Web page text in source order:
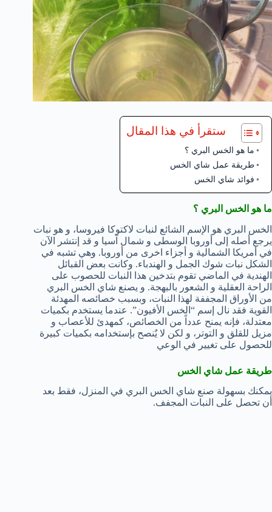
ستقرأ في هذا المقال
ما هو الخس البري ؟
طريقة عمل شاي الخس
فوائد شاي الخس
ما هو الخس البري ؟
الخس البري هو الإسم الشائع لنبات لاكتوكا فيروسا، و هو نبات
يرجع أصله إلى أوروبا الوسطى و شمال آسيا و قد إنتشر الآن
في أمريكا الشمالية و أجزاء اخرى من أوروبا. وهي تشبه في
الشكل نبات شوك الجمل و الهندباء. وكانت بعض القبائل
الهندية في الماضي تقوم بتدخين هذا النبات للحصوب على
الراحة العقلية و الشعور بالبهجة. و يصنع شاي الخس البري
من الأوراق المجففة لهذا النبات، وبسبب خصائصه المهدئة
القوية فقد نال إسم “الخس الأفيون”. عندما يستخدم بكميات
معتدلة، فإنه يمنح عدداً من الخصائص، كمهدئ للأعصاب و
مزيل للقلق و التوتر، و لكن لا يٌنصح بإستخدامه بكميات كبيرة
للحصول على تغيير في الوعي
طريقة عمل شاي الخس
يمكنك بسهولة صنع شاي الخس البري في المنزل، فقط بعد
أن تحصل على النبات المجفف.